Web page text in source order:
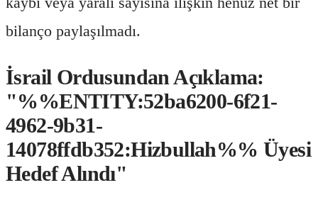
bilanço paylaşılmadı.
İsrail Ordusundan Açıklama:
"%%ENTITY:52ba6200-6f21-
4962-9b31-
14078ffdb352:Hizbullah%% Üyesi
Hedef Alındı"